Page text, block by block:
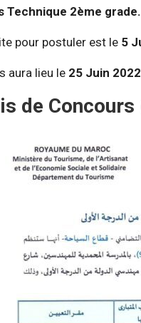
Technique 2ème grade.
pour postuler est le 5
aura lieu le 25 Juin
de Concours